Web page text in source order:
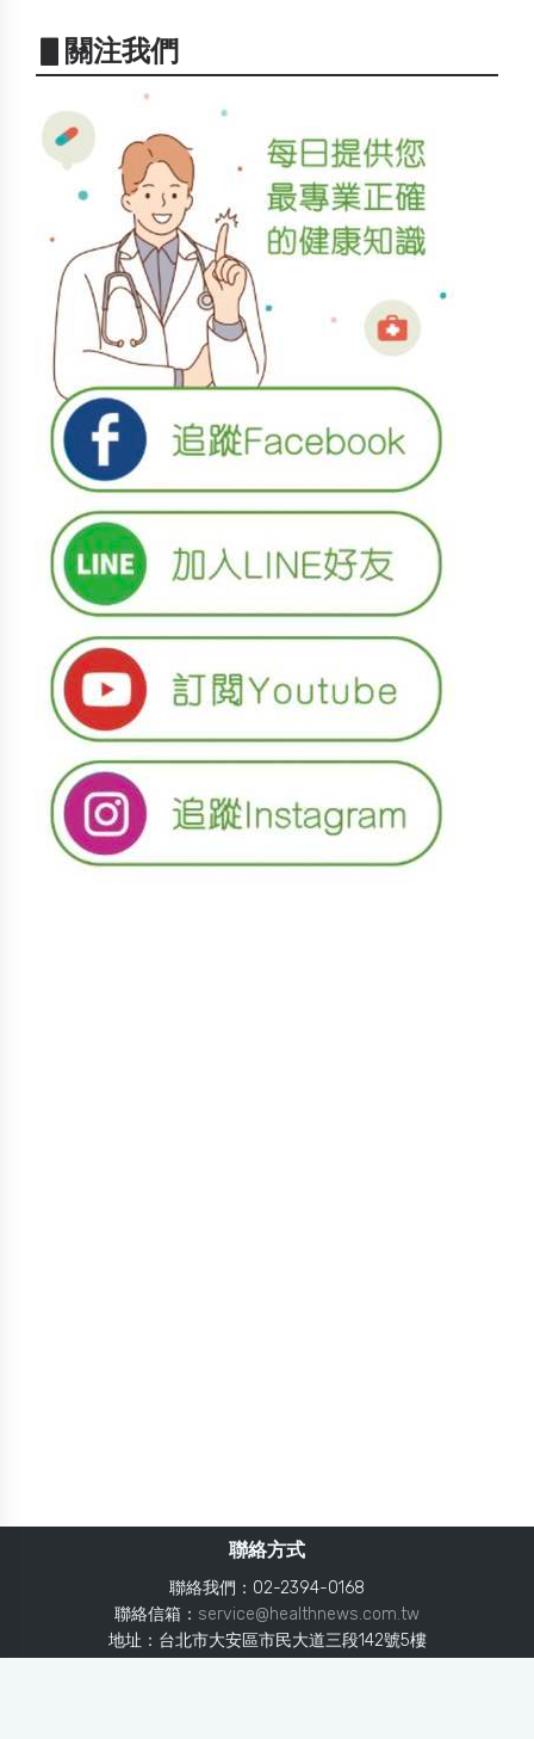
▋關注我們
聯絡方式
聯絡我們：02-2394-0168
聯絡信箱： service@healthnews.com.tw
地址：台北市大安區市民大道三段142號5樓